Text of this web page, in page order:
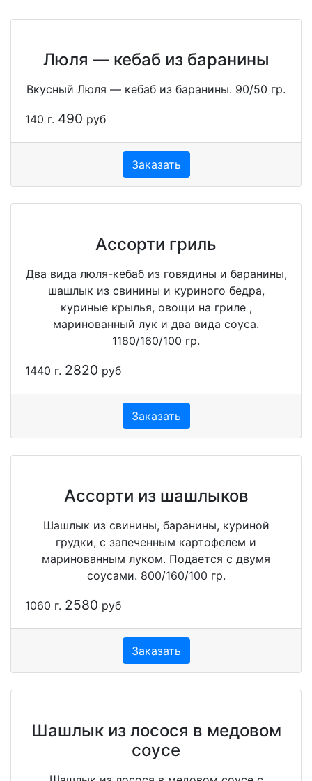
Люля — кебаб из баранины
Вкусный Люля — кебаб из баранины. 90/50 гр.
140 г. 490 руб
Заказать
Ассорти гриль
Два вида люля-кебаб из говядины и баранины,
шашлык из свинины и куриного бедра,
куриные крылья, овощи на гриле ,
маринованный лук и два вида соуса.
1180/160/100 гр.
1440 г. 2820 руб
Заказать
Ассорти из шашлыков
Шашлык из свинины, баранины, куриной
грудки, с запеченным картофелем и
маринованным луком. Подается с двумя
соусами. 800/160/100 гр.
1060 г. 2580 руб
Заказать
Шашлык из лосося в медовом
соусе